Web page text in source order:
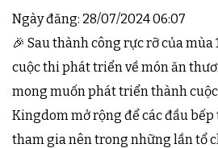
Ngày đăng: 28/07/2024 06:07
🎉 Sau thành công rực rỡ của mùa
cuộc thi phát triển về món ăn
mong muốn phát triển thành
Kingdom mở rộng để các đầu
tham gia nên trong những lần tổ